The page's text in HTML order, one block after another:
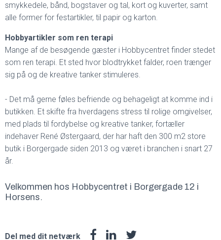
smykkedele, bånd, bogstaver og tal, kort og kuverter, samt
alle former for festartikler, til papir og karton.
Hobbyartikler som ren terapi
Mange af de besøgende gæster i Hobbycentret finder stedet
som ren terapi. Et sted hvor blodtrykket falder, roen trænger
sig på og de kreative tanker stimuleres.
- Det må gerne føles befriende og behageligt at komme ind i
butikken. Et skifte fra hverdagens stress til rolige omgivelser,
med plads til fordybelse og kreative tanker, fortæller
indehaver René Østergaard, der har haft den 300 m2 store
butik i Borgergade siden 2013 og været i branchen i snart 27
år.
Velkommen hos Hobbycentret i Borgergade 12 i
Horsens.
Del med dit netværk